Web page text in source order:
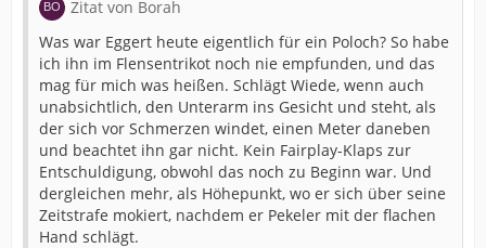
Zitat von Borah
Was war Eggert heute eigentlich für ein Poloch? So habe
ich ihn im Flensentrikot noch nie empfunden, und das
mag für mich was heißen. Schlägt Wiede, wenn auch
unabsichtlich, den Unterarm ins Gesicht und steht, als
der sich vor Schmerzen windet, einen Meter daneben
und beachtet ihn gar nicht. Kein Fairplay-Klaps zur
Entschuldigung, obwohl das noch zu Beginn war. Und
dergleichen mehr, als Höhepunkt, wo er sich über seine
Zeitstrafe mokiert, nachdem er Pekeler mit der flachen
Hand schlägt.